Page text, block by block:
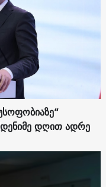
დღით ადრე